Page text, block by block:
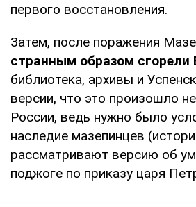
первого восстановления.
Затем, после поражения
странным образом сгорели
библиотека, архивы и
версии, что это произошло
России, ведь нужно было
наследие мазепинцев
рассматривают версию об
поджоге по приказу царя